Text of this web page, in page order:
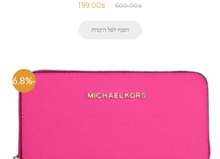
600.00₪
199.00₪
הוסף לסל הקניות
-66.8%